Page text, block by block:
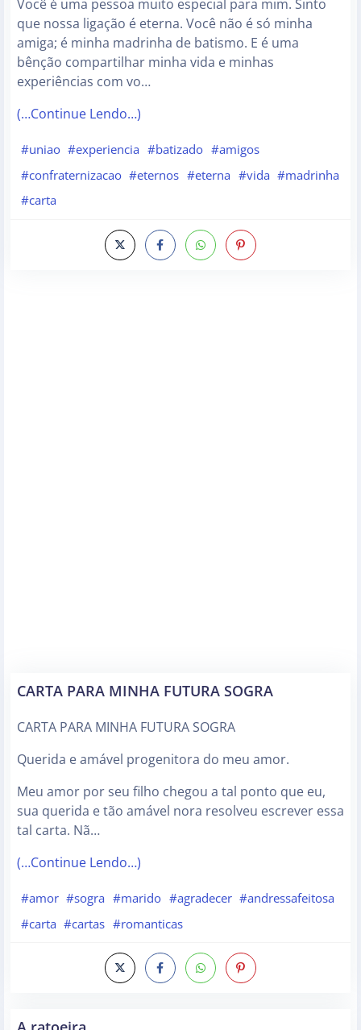
Você é uma pessoa muito especial para mim. Sinto
que nossa ligação é eterna. Você não é só minha
amiga; é minha madrinha de batismo. E é uma
bênção compartilhar minha vida e minhas
experiências com vo…
(…Continue Lendo…)
#uniao #experiencia #batizado #amigos
#confraternizacao #eternos #eterna #vida #madrinha
#carta
CARTA PARA MINHA FUTURA SOGRA
CARTA PARA MINHA FUTURA SOGRA
Querida e amável progenitora do meu amor.
Meu amor por seu filho chegou a tal ponto que eu,
sua querida e tão amável nora resolveu escrever essa
tal carta. Nã…
(…Continue Lendo…)
#amor #sogra #marido #agradecer #andressafeitosa
#carta #cartas #romanticas